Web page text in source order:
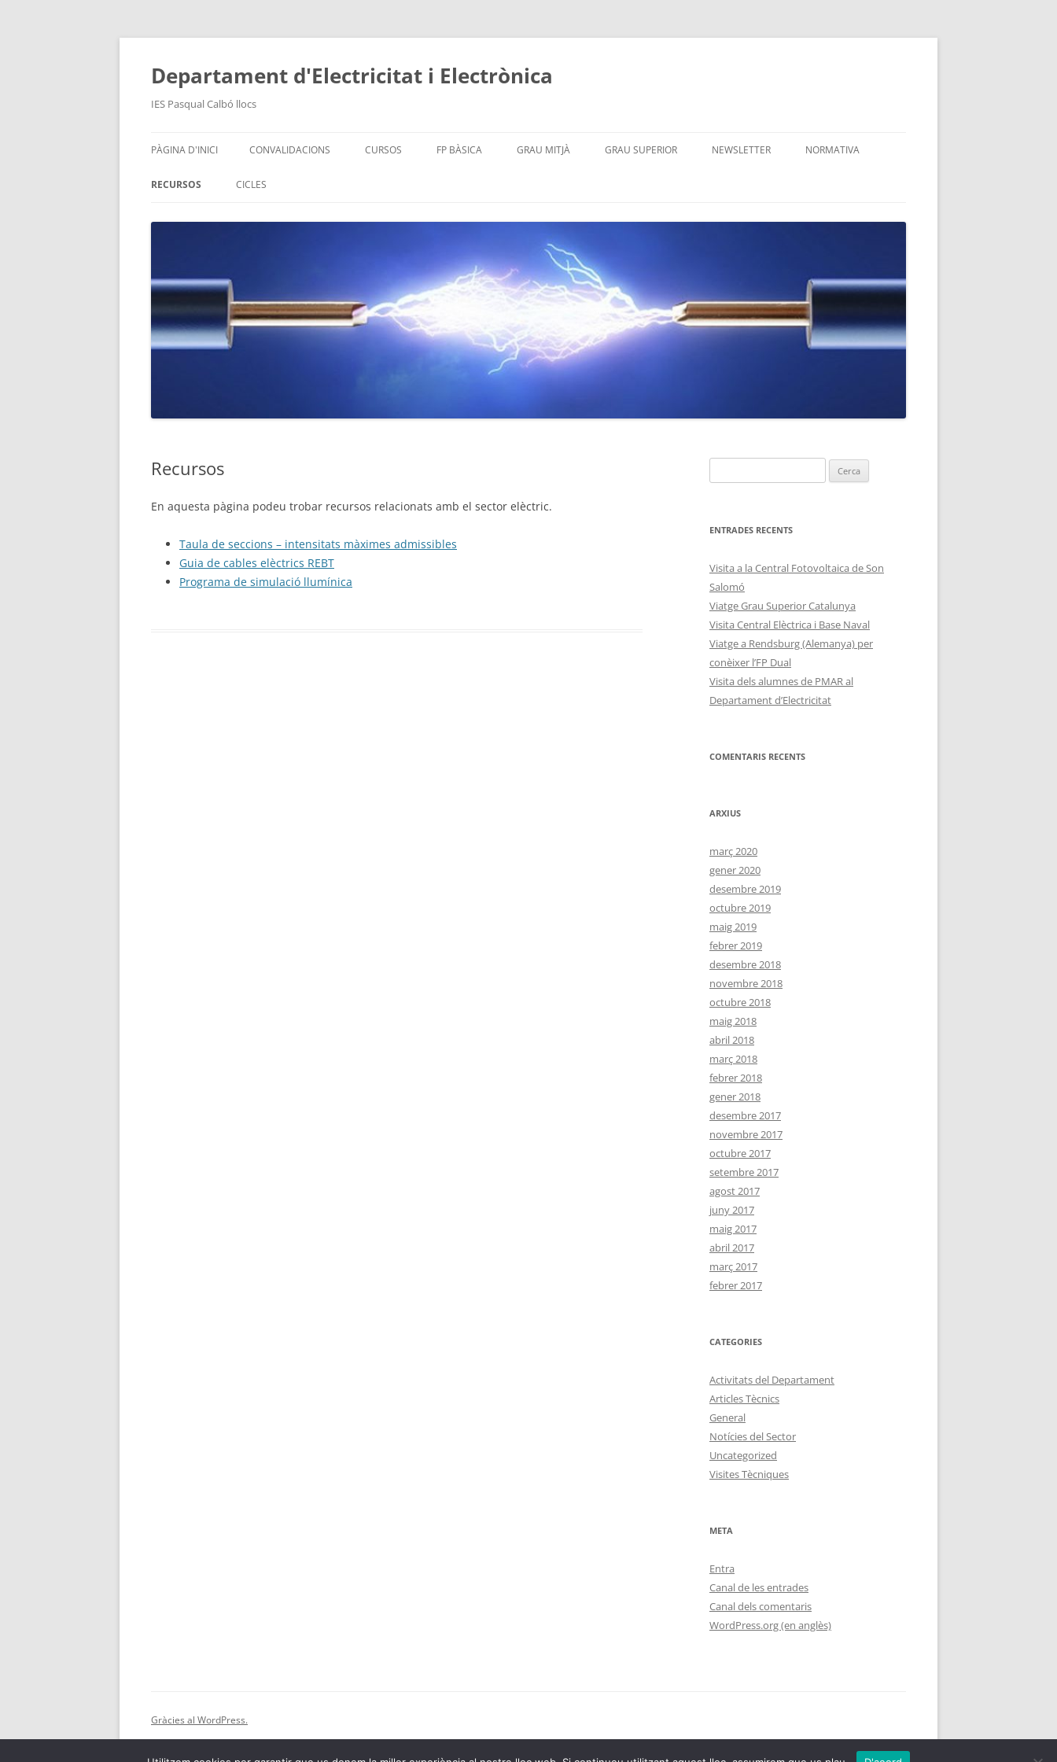
Departament d'Electricitat i Electrònica
IES Pasqual Calbó llocs
al
contingut
PÀGINA D'INICI CONVALIDACIONS CURSOS FP BÀSICA GRAU MITJÀ GRAU SUPERIOR NEWSLETTER NORMATIVA
RECURSOS CICLES
Recursos
En aquesta pàgina podeu trobar recursos relacionats amb el sector elèctric.
Taula de seccions – intensitats màximes admissibles
Guia de cables elèctrics REBT
Programa de simulació llumínica
ENTRADES RECENTS
Visita a la Central Fotovoltaica de Son
Salomó
Viatge Grau Superior Catalunya
Visita Central Elèctrica i Base Naval
Viatge a Rendsburg (Alemanya) per
conèixer l’FP Dual
Visita dels alumnes de PMAR al
Departament d’Electricitat
COMENTARIS RECENTS
ARXIUS
març 2020
gener 2020
desembre 2019
octubre 2019
maig 2019
febrer 2019
desembre 2018
novembre 2018
octubre 2018
maig 2018
abril 2018
març 2018
febrer 2018
gener 2018
desembre 2017
novembre 2017
octubre 2017
setembre 2017
agost 2017
juny 2017
maig 2017
abril 2017
març 2017
febrer 2017
CATEGORIES
Activitats del Departament
Articles Tècnics
General
Notícies del Sector
Uncategorized
Visites Tècniques
META
Entra
Canal de les entrades
Canal dels comentaris
WordPress.org (en anglès)
Gràcies al WordPress.